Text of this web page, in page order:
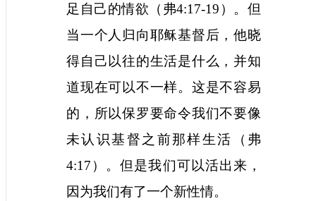
足自己的情欲（弗4:17-19 ）。但
当一个人归向耶稣基督后，他晓
得自己以往的生活是什么，并知
道现在可以不一样。这是不容易
的，所以保罗要命令我们不要像
未认识基督之前那样生活（弗
4:17 ）。但是我们可以活出来，
因为我们有了一个新性情。